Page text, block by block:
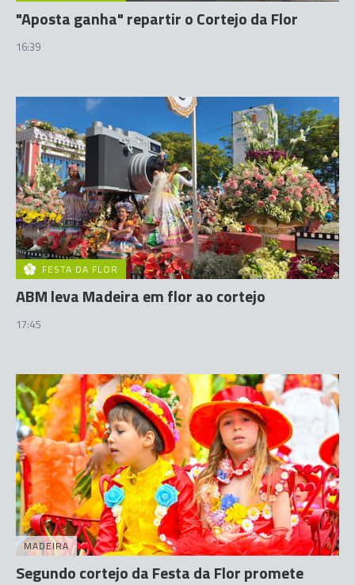
"Aposta ganha" repartir o Cortejo da Flor
16:39
FESTA DA FLOR
ABM leva Madeira em flor ao cortejo
17:45
MADEIRA
Segundo cortejo da Festa da Flor promete